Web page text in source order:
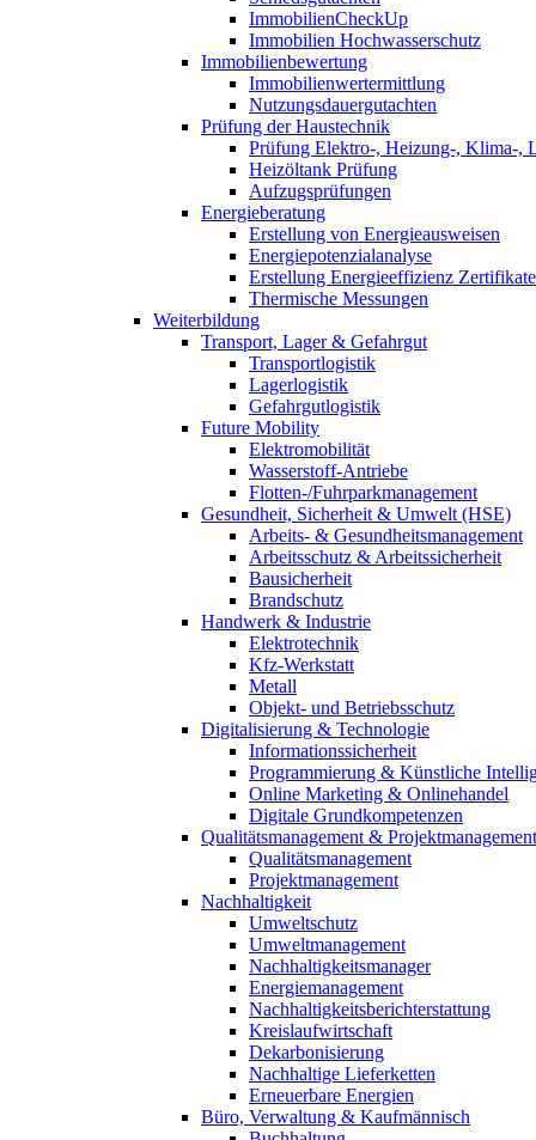
ImmobilienCheckUp
Immobilien Hochwasserschutz
Immobilienbewertung
Immobilienwertermittlung
Nutzungsdauergutachten
Prüfung der Haustechnik
Prüfung Elektro-, Heizung-, Klima-,
Heizöltank Prüfung
Aufzugsprüfungen
Energieberatung
Erstellung von Energieausweisen
Energiepotenzialanalyse
Erstellung Energieeffizienz Zertifikate
Thermische Messungen
Weiterbildung
Transport, Lager & Gefahrgut
Transportlogistik
Lagerlogistik
Gefahrgutlogistik
Future Mobility
Elektromobilität
Wasserstoff-Antriebe
Flotten-/Fuhrparkmanagement
Gesundheit, Sicherheit & Umwelt (HSE)
Arbeits- & Gesundheitsmanagement
Arbeitsschutz & Arbeitssicherheit
Bausicherheit
Brandschutz
Handwerk & Industrie
Elektrotechnik
Kfz-Werkstatt
Metall
Objekt- und Betriebsschutz
Digitalisierung & Technologie
Informationssicherheit
Programmierung & Künstliche
Online Marketing & Onlinehandel
Digitale Grundkompetenzen
Qualitätsmanagement & Projektmanagement
Qualitätsmanagement
Projektmanagement
Nachhaltigkeit
Umweltschutz
Umweltmanagement
Nachhaltigkeitsmanager
Energiemanagement
Nachhaltigkeitsberichterstattung
Kreislaufwirtschaft
Dekarbonisierung
Nachhaltige Lieferketten
Erneuerbare Energien
Büro, Verwaltung & Kaufmännisch